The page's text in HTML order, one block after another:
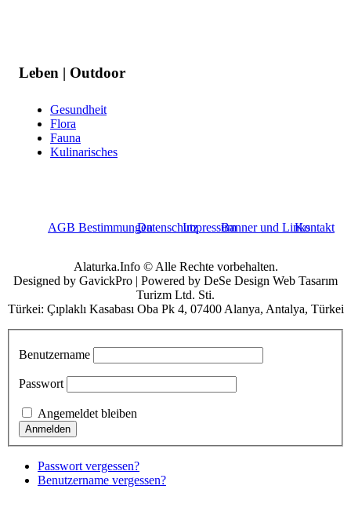
Leben | Outdoor
Gesundheit
Flora
Fauna
Kulinarisches
AGB BestimmungenDatenschutzImpressumBanner und LinksKontakt
Alaturka.Info © Alle Rechte vorbehalten.
Designed by GavickPro | Powered by DeSe Design Web Tasarım
Turizm Ltd. Sti.
Türkei: Çıplaklı Kasabası Oba Pk 4, 07400 Alanya, Antalya, Türkei
Benutzername
Passwort
Angemeldet bleiben
Passwort vergessen?
Benutzername vergessen?